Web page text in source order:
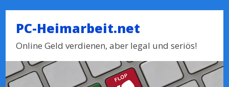
PC-Heimarbeit.net
Online Geld verdienen, aber legal und seriös!